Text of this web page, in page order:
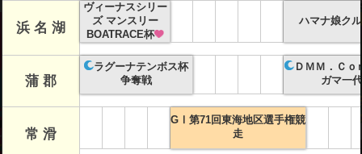
浜 名 湖
ヴィーナスシリー
ズ マンスリー
BOATRACE杯
ハマナ娘ク
蒲 郡
ラグーナテンボス杯
争奪戦
ＤＭＭ．Ｃｏ
ガマ一
常 滑
GⅠ第71回東海地区選手権競
走